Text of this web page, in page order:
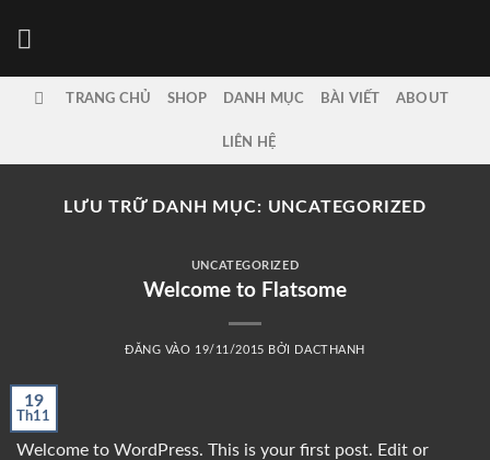
dung
TRANG CHỦ SHOP DANH MỤC BÀI VIẾT ABOUT
LIÊN HỆ
LƯU TRỮ DANH MỤC: UNCATEGORIZED
UNCATEGORIZED
Welcome to Flatsome
ĐĂNG VÀO 19/11/2015 BỞI DACTHANH
19
Th11
Welcome to WordPress. This is your first post. Edit or